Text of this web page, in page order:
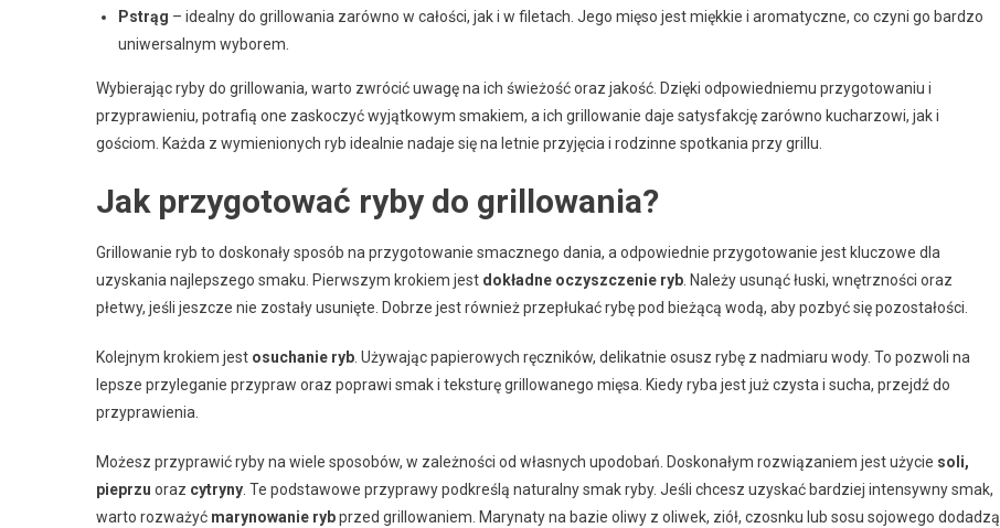
Pstrąg – idealny do grillowania zarówno w całości, jak i w filetach. Jego mięso jest miękkie i aromatyczne, co czyni go bardzo
uniwersalnym wyborem.
Wybierając ryby do grillowania, warto zwrócić uwagę na ich świeżość oraz jakość. Dzięki odpowiedniemu przygotowaniu i
przyprawieniu, potrafią one zaskoczyć wyjątkowym smakiem, a ich grillowanie daje satysfakcję zarówno kucharzowi, jak i
gościom. Każda z wymienionych ryb idealnie nadaje się na letnie przyjęcia i rodzinne spotkania przy grillu.
Jak przygotować ryby do grillowania?
Grillowanie ryb to doskonały sposób na przygotowanie smacznego dania, a odpowiednie przygotowanie jest kluczowe dla
uzyskania najlepszego smaku. Pierwszym krokiem jest dokładne oczyszczenie ryb. Należy usunąć łuski, wnętrzności oraz
płetwy, jeśli jeszcze nie zostały usunięte. Dobrze jest również przepłukać rybę pod bieżącą wodą, aby pozbyć się pozostałości.
Kolejnym krokiem jest osuchanie ryb. Używając papierowych ręczników, delikatnie osusz rybę z nadmiaru wody. To pozwoli na
lepsze przyleganie przypraw oraz poprawi smak i teksturę grillowanego mięsa. Kiedy ryba jest już czysta i sucha, przejdź do
przyprawienia.
Możesz przyprawić ryby na wiele sposobów, w zależności od własnych upodobań. Doskonałym rozwiązaniem jest użycie soli,
pieprzu oraz cytryny. Te podstawowe przyprawy podkreślą naturalny smak ryby. Jeśli chcesz uzyskać bardziej intensywny smak,
warto rozważyć marynowanie rybprzed grillowaniem. Marynaty na bazie oliwy z oliwek, ziół, czosnku lub sosu sojowego dodadzą